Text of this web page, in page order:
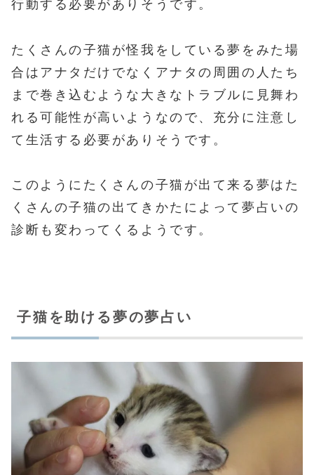
行動する必要がありそうです。
たくさんの子猫が怪我をしている夢をみた場
合はアナタだけでなくアナタの周囲の人たち
まで巻き込むような大きなトラブルに見舞わ
れる可能性が高いようなので、充分に注意し
て生活する必要がありそうです。
このようにたくさんの子猫が出て来る夢はた
くさんの子猫の出てきかたによって夢占いの
診断も変わってくるようです。
子猫を助ける夢の夢占い